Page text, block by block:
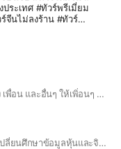
ระเทศ #ทัวร์พรีเมี่ยม
นไม่ลงร้าน #ทัวร์ตุรเ
แบ่งปันเรื่องราว รูปภาพ วีดีโอ ตัวเอง เพื่อน และอื่นๆ ให้เพิ่อนๆ ได้รับชม และอารมณ์ดีไปด้วยกัน
📌สำหรับ สมช.มือใหม่-เก่า ไว้แลกเปลี่ยนศึกษาข้อมูลหุ้นและจิตวิทยาการลงทุน #Mindset #หุ้น #ipo #คริปโต #crypto #forex #ฟอเรก #กราฟ #เทรด #trade #มือใหม่ #รายใหญ่ #smartmoney #warant #DW #เดย์เทรด #หุ้นซิ่ง #ซิ่ง #daytrade #vi #hybrid #รันเทรนด์ #การบ้าน #tradingview #efin #รวมพล